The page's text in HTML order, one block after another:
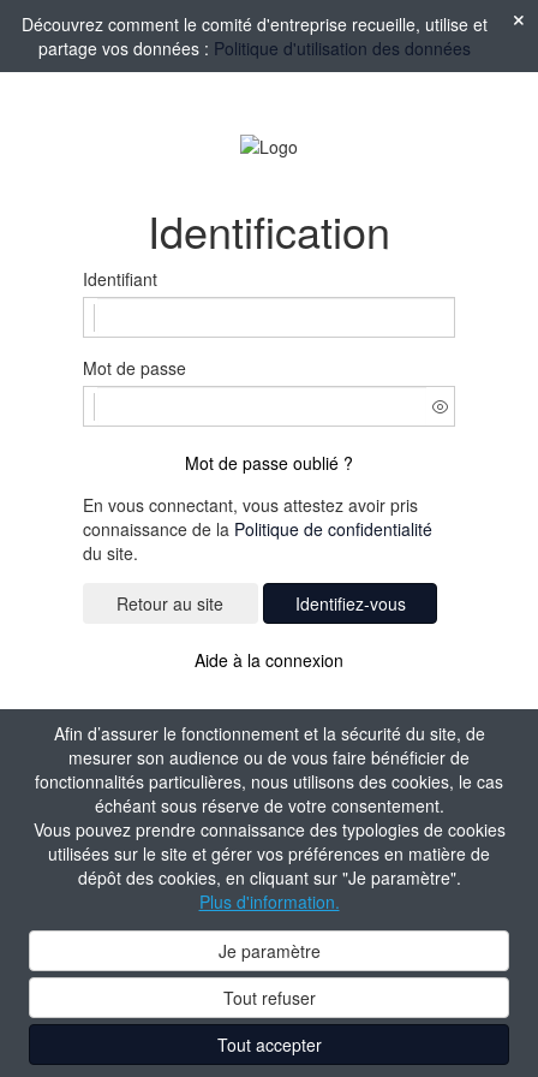
Afin d’assurer le fonctionnement et la sécurité du site, de
mesurer son audience ou de vous faire bénéficier de
fonctionnalités particulières, nous utilisons des cookies, le cas
échéant sous réserve de votre consentement.
Vous pouvez prendre connaissance des typologies de cookies
utilisées sur le site et gérer vos préférences en matière de
dépôt des cookies, en cliquant sur "Je paramètre".
Plus d'information.
Je paramètre
Tout refuser
Tout accepter
Découvrez comment le comité d'entreprise recueille, utilise et
partage vos données : Politique d'utilisation des données
Identification
Identifiant
Mot de passe
Mot de passe oublié ?
En vous connectant, vous attestez avoir pris
connaissance de la Politique de confidentialité
du site.
Identifiez-vous
Aide à la connexion